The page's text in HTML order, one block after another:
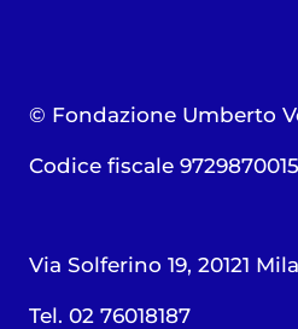
© Fondazione Umberto
Codice fiscale
Via Solferino 19, 20121
Tel. 02 76018187